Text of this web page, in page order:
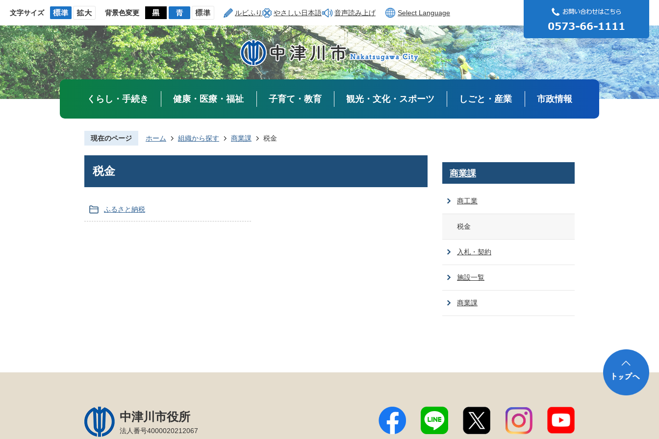
文字サイズ 背景色変更 ルビふり やさしい日本語 音声読み上げ Select Language
くらし・手続き 健康・医療・福祉 子育て・教育 観光・文化・スポーツ しごと・産業 市政情報
現在のページ ホーム 組織から探す 商業課 税金
税金
ふるさと納税
商業課
商工業
税金
入札・契約
施設一覧
商業課
中津川市役所
法人番号4000020212067